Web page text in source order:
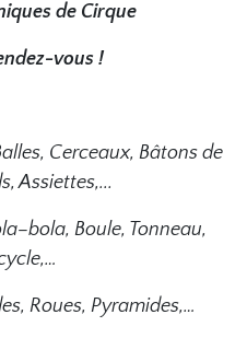
de Cirque
vous !
Cerceaux, Bâtons de
Assiettes,...
Boule, Tonneau,
Roues, Pyramides,…